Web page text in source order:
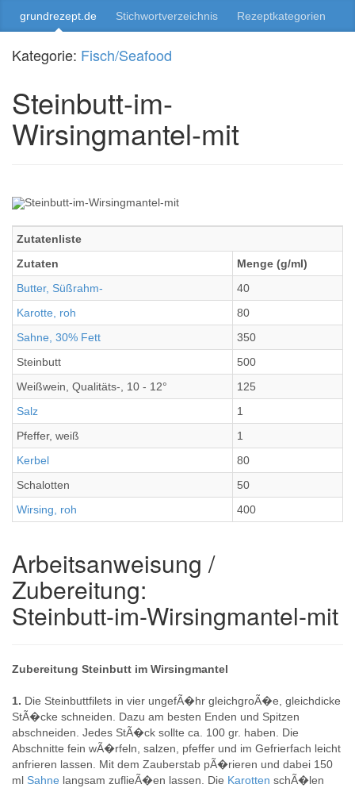
grundrezept.de Stichwortverzeichnis Rezeptkategorien
Kategorie: Fisch/Seafood
Steinbutt-im-
Wirsingmantel-mit
Zutatenliste
Zutaten
Menge (g/ml)
Butter, Süßrahm-
40
Karotte, roh
80
Sahne, 30% Fett
350
Steinbutt
500
Weißwein, Qualitäts-, 10 - 12°
125
Salz
1
Pfeffer, weiß
1
Kerbel
80
Schalotten
50
Wirsing, roh
400
Arbeitsanweisung /
Zubereitung:
Steinbutt-im-Wirsingmantel-mit
Zubereitung Steinbutt im Wirsingmantel
1. Die Steinbuttfilets in vier ungefÃ�hr gleichgroÃ�e, gleichdicke
StÃ�cke schneiden. Dazu am besten Enden und Spitzen
abschneiden. Jedes StÃ�ck sollte ca. 100 gr. haben. Die
Abschnitte fein wÃ�rfeln, salzen, pfeffer und im Gefrierfach leicht
anfrieren lassen. Mit dem Zauberstab pÃ�rieren und dabei 150
ml Sahne langsam zuflieÃ�en lassen. Die Karotten schÃ�len